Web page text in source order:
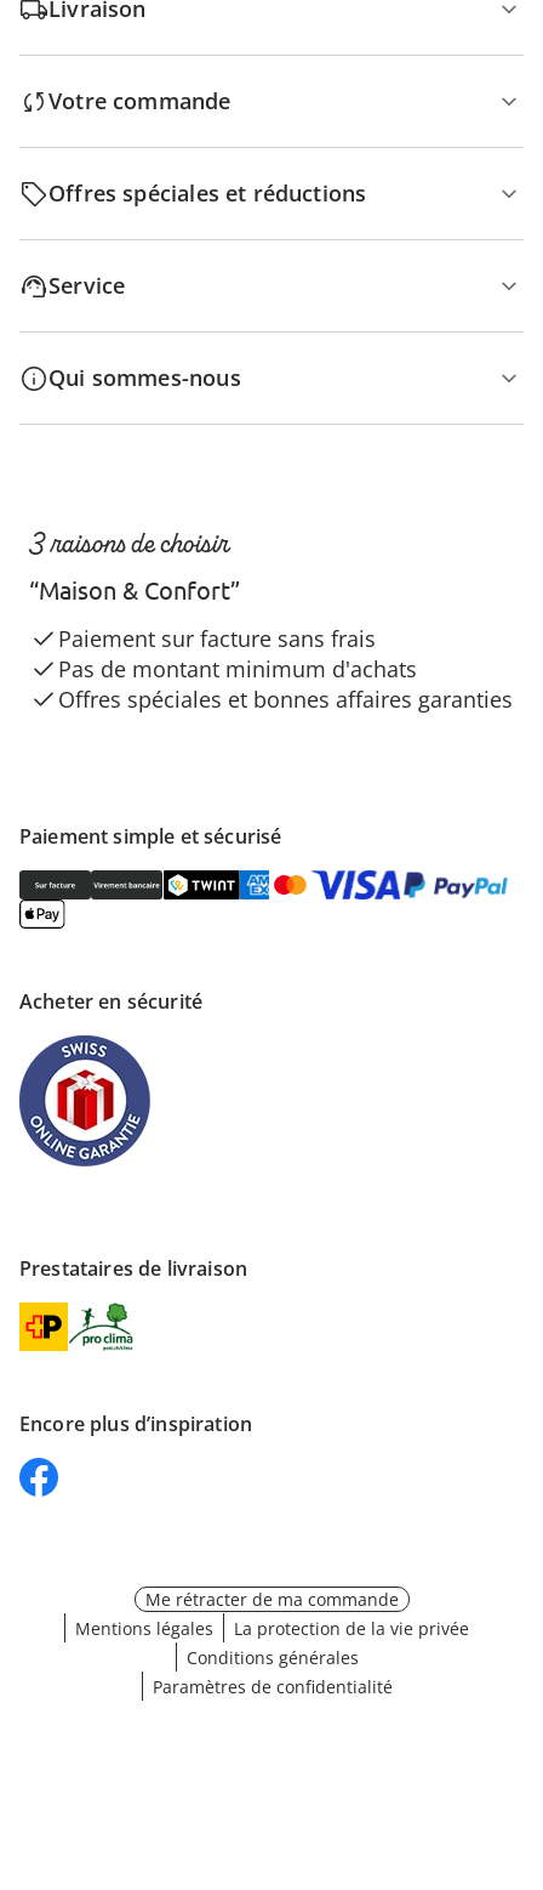
Livraison
Votre commande
Offres spéciales et réductions
Service
Qui sommes-nous
Paiement simple et sécurisé
Acheter en sécurité
Prestataires de livraison
Encore plus d’inspiration
3 raisons de choisir
“Maison & Confort”
Paiement sur facture sans frais
Pas de montant minimum d'achats
Offres spéciales et bonnes affaires garanties
Me rétracter de ma commande
Mentions légales
La protection de la vie privée
Conditions générales
Paramètres de confidentialité